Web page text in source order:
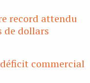
record attendu
de dollars
commercial